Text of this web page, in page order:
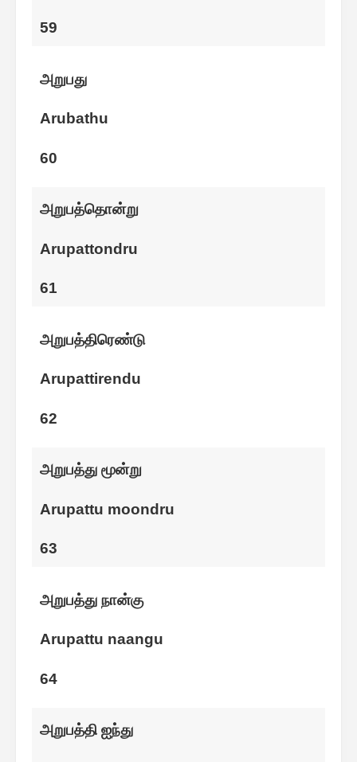
59
அறுபது
Arubathu
60
அறுபத்தொன்று
Arupattondru
61
அறுபத்திரெண்டு
Arupattirendu
62
அறுபத்து மூன்று
Arupattu moondru
63
அறுபத்து நான்கு
Arupattu naangu
64
அறுபத்தி ஐந்து